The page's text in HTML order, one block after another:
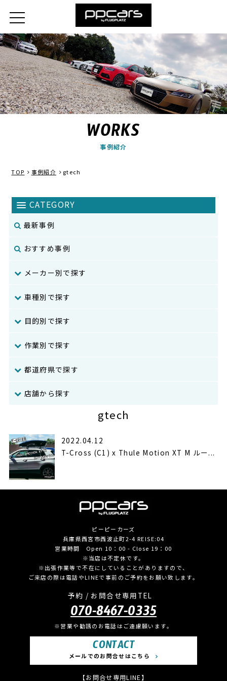
WORKS
事例紹介
TOP 事例紹介 gtech
最新事例
おすすめ事例
メーカー別で探す
車種別で探す
目的別で探す
作業別で探す
都道府県で探す
店舗から探す
gtech
2022.04.12
T-Cross (C1) x Thule Motion XT M ルー...
ピーピーカーズ
兵庫県西宮市西波止町2-4 REISE:04
営業時間 Open 10：00 - Close 19：00
※当店は不定休です。
※出張作業等で不在にしていることがありますので、
ご来店の際は電話やLINEで事前のご予約をお願い致します。
予約 / お問合せ専用TEL
070-8467-0335
※営業や勧誘のお電話はご遠慮願います。
CONTACT
メールでのお問合せはこちら
【お問合せ専用LINE】